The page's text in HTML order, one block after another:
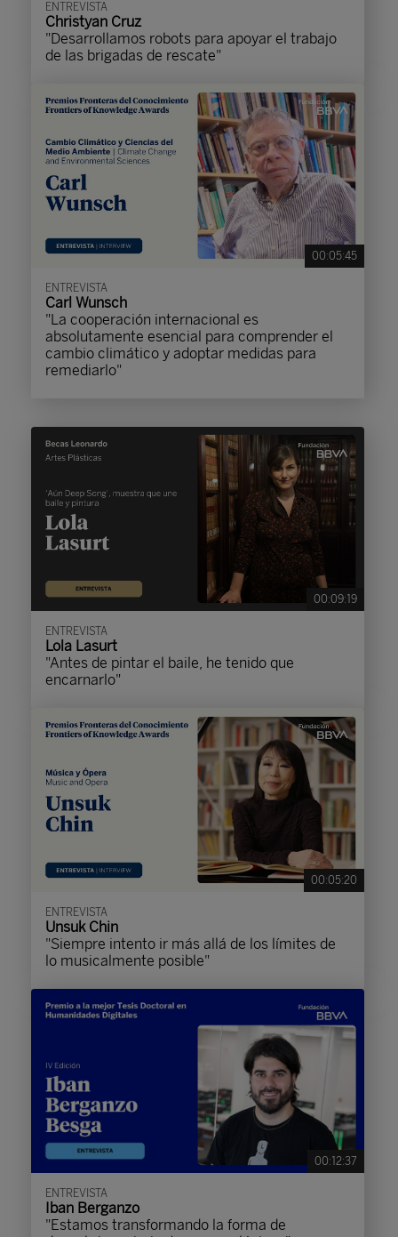
ENTREVISTA
Christyan Cruz
"Desarrollamos robots para apoyar el trabajo
de las brigadas de rescate"
00:05:45
ENTREVISTA
Carl Wunsch
"La cooperación internacional es
absolutamente esencial para comprender el
cambio climático y adoptar medidas para
remediarlo"
00:09:19
ENTREVISTA
Lola Lasurt
"Antes de pintar el baile, he tenido que
encarnarlo"
00:05:20
ENTREVISTA
Unsuk Chin
"Siempre intento ir más allá de los límites de
lo musicalmente posible"
00:12:37
ENTREVISTA
Iban Berganzo
"Estamos transformando la forma de